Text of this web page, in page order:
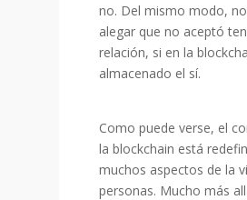
no. Del mismo modo,
alegar que no aceptó
relación, si en la
almacenado el sí.
Como puede verse, el
la blockchain está
muchos aspectos de la
personas. Mucho más